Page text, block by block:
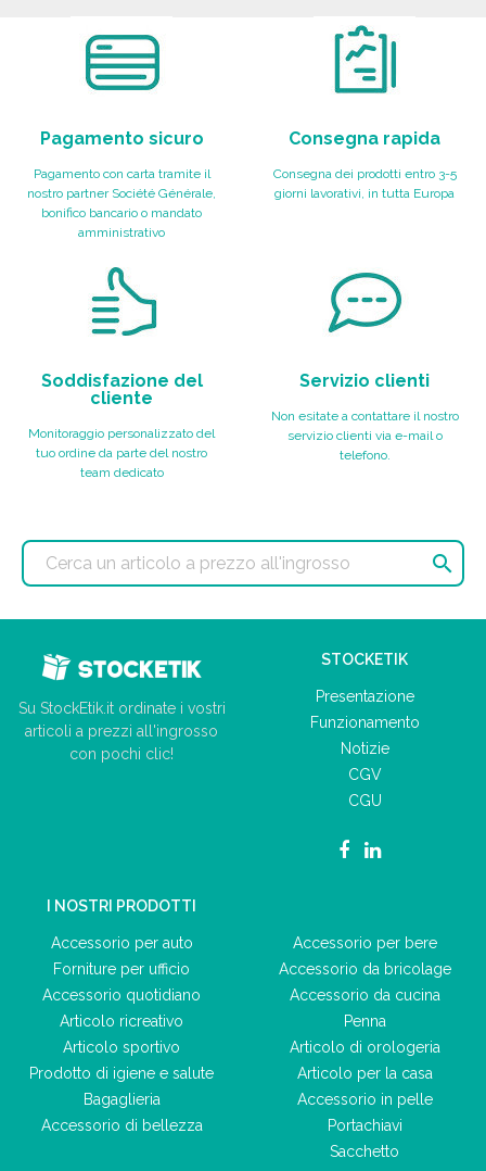
Pagamento sicuro
Pagamento con carta tramite il
nostro partner Société Générale,
bonifico bancario o mandato
amministrativo
Consegna rapida
Consegna dei prodotti entro 3-5
giorni lavorativi, in tutta Europa
Soddisfazione del
cliente
Monitoraggio personalizzato del
tuo ordine da parte del nostro
team dedicato
Servizio clienti
Non esitate a contattare il nostro
servizio clienti via e-mail o
telefono.

Su StockEtik.it ordinate i vostri
articoli a prezzi all'ingrosso
con pochi clic!
STOCKETIK
Presentazione
Funzionamento
Notizie
CGV
CGU
I NOSTRI PRODOTTI
Accessorio per auto
Forniture per ufficio
Accessorio quotidiano
Articolo ricreativo
Articolo sportivo
Prodotto di igiene e salute
Bagaglieria
Accessorio di bellezza
Accessorio per bere
Accessorio da bricolage
Accessorio da cucina
Penna
Articolo di orologeria
Articolo per la casa
Accessorio in pelle
Portachiavi
Sacchetto